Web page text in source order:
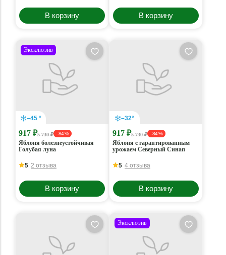
В корзину В корзину
Эксклюзив
–45 °
917 ₽5 730 ₽ - 84 %
Яблоня болезнеустойчивая
Голубая луна
5 2 отзыва
В корзину
–32°
917 ₽5 730 ₽ - 84 %
Яблоня с гарантированным
урожаем Северный Синап
5 4 отзыва
В корзину
Эксклюзив